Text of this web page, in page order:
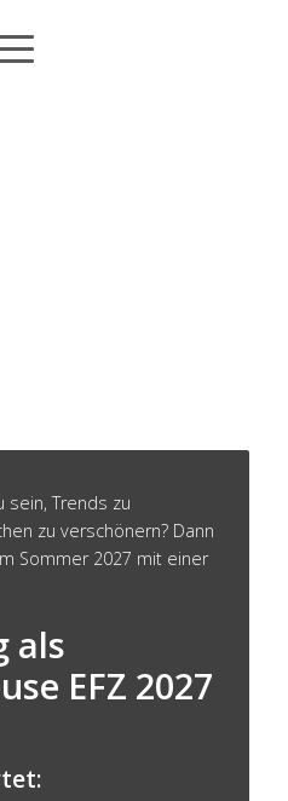
sein, Trends zu
zu verschönern? Dann
Sommer 2027 mit einer
als
EFZ 2027